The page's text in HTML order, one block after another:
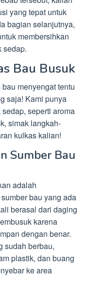
yang tepat untuk
bagian selanjutnya,
membersihkan
sedap.
Bau Busuk
menyengat tentu
saja! Kami punya
seperti aroma
simak langkah-
kulkas kalian!
Sumber Bau
adalah
bau yang ada
berasal dari daging
karena
dengan benar.
sudah berbau,
plastik, dan buang
ke area